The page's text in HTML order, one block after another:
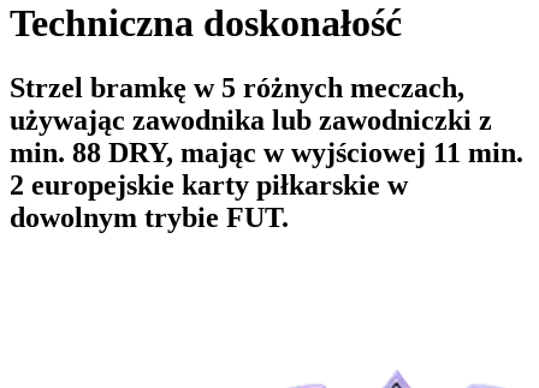
Techniczna doskonałość
Strzel bramkę w 5 różnych meczach,
używając zawodnika lub zawodniczki z
min. 88 DRY, mając w wyjściowej 11 min.
2 europejskie karty piłkarskie w
dowolnym trybie FUT.